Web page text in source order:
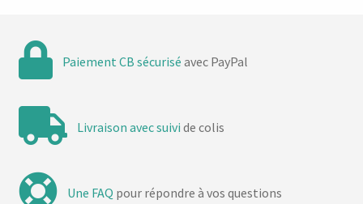
Paiement CB sécurisé avec PayPal
Livraison avec suivi de colis
Une FAQ pour répondre à vos questions